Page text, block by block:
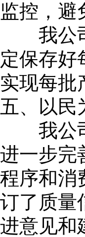
监控，避
我公司
定保存好
实现每批
五、以民
我公司
进一步完
程序和消
订了质量
进意见和